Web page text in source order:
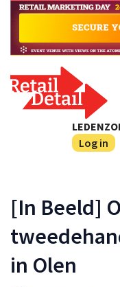
Log in
[In Beeld]
in Olen